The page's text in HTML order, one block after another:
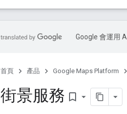
Google 會運用
首頁 產品 Google Maps Platform
街景服務 bookmark_border